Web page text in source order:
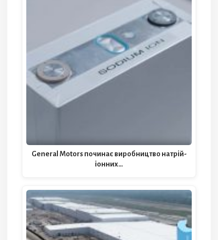
General Motors починає виробництво натрій-
іонних…